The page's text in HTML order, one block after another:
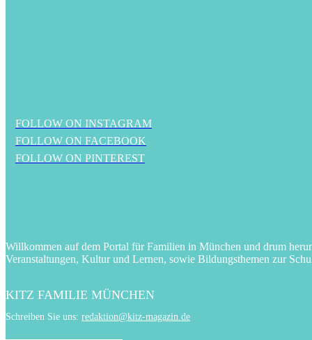
FOLLOW ON INSTAGRAM
FOLLOW ON FACEBOOK
FOLLOW ON PINTEREST
Willkommen auf dem Portal für Familien in München und drum
Veranstaltungen, Kultur und Lernen, sowie Bildungsthemen zur
KITZ FAMILIE MÜNCHEN
Schreiben Sie uns: redaktion@kitz-magazin.de